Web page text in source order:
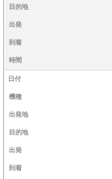
目的地
出発
到着
時間
日付
機種
出発地
目的地
出発
到着